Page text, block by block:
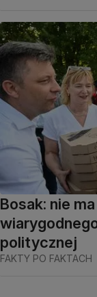
Bosak: nie
politycznej
FAKTY PO FAKTACH